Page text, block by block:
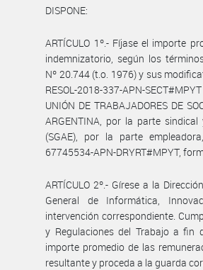
DISPONE:
ARTÍCULO 1º.- Fíjase el importe
indemnizatorio, según los
Nº 20.744 (t.o. 1976) y sus
RESOL-2018-337-APN-
UNIÓN DE TRABAJADORES DE
ARGENTINA, por la parte sindical
(SGAE), por la parte
67745534-APN-DRYRT#MPYT,
ARTÍCULO 2º.- Gírese a la
General de Informática,
intervención correspondiente.
y Regulaciones del Trabajo a fin
importe promedio de las
resultante y proceda a la guarda